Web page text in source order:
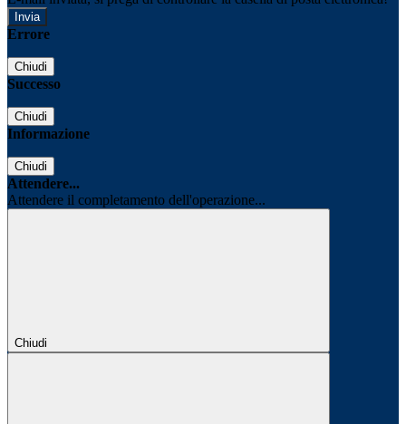
Errore
Chiudi
Successo
Chiudi
Informazione
Chiudi
Attendere...
Attendere il completamento dell'operazione...
Chiudi